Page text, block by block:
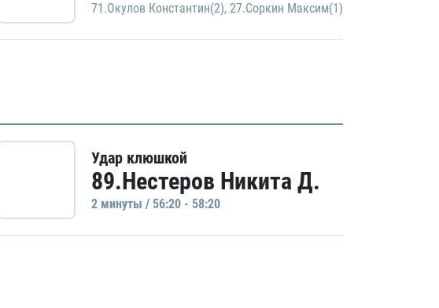
71.Окулов Константин(2), 27.Соркин Максим(1)
Удар клюшкой
89.Нестеров Никита Д.
2 минуты / 56:20 - 58:20